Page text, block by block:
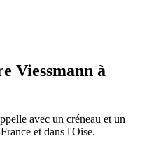
Viessmann à
avec un créneau et un
et dans l'Oise.